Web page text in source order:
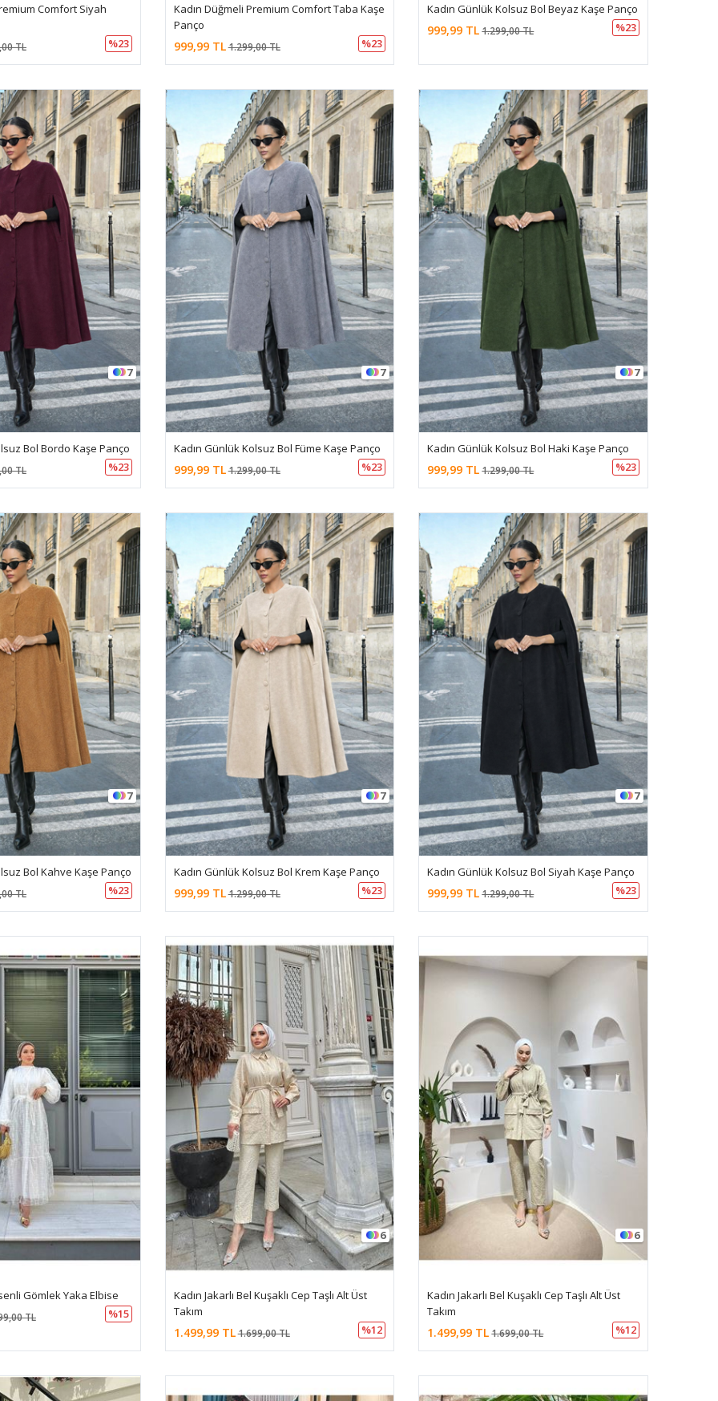
Comfort Siyah
TL %23
Kadın Düğmeli Premium Comfort Taba Kaşe
Panço
999,99 TL1.299,00 TL %23
Kadın Günlük Kolsuz Bol Beyaz Kaşe Panço
999,99 TL1.299,00 TL %23
7
Bol Bordo Kaşe Panço
TL %23
7
Kadın Günlük Kolsuz Bol Füme Kaşe Panço
999,99 TL1.299,00 TL %23
7
Kadın Günlük Kolsuz Bol Haki Kaşe Panço
999,99 TL1.299,00 TL %23
7
Bol Kahve Kaşe Panço
TL %23
7
Kadın Günlük Kolsuz Bol Krem Kaşe Panço
999,99 TL1.299,00 TL %23
7
Kadın Günlük Kolsuz Bol Siyah Kaşe Panço
999,99 TL1.299,00 TL %23
Gömlek Yaka Elbise
TL %15
6
Kadın Jakarlı Bel Kuşaklı Cep Taşlı Alt Üst
Takım
1.499,99 TL1.699,00 TL %12
6
Kadın Jakarlı Bel Kuşaklı Cep Taşlı Alt Üst
Takım
1.499,99 TL1.699,00 TL %12